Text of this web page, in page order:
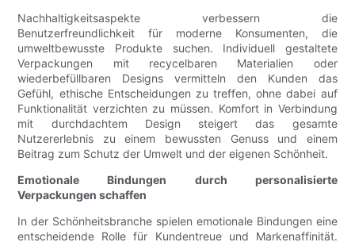
Nachhaltigkeitsaspekte verbessern die
Benutzerfreundlichkeit für moderne Konsumenten, die
umweltbewusste Produkte suchen. Individuell gestaltete
Verpackungen mit recycelbaren Materialien oder
wiederbefüllbaren Designs vermitteln den Kunden das
Gefühl, ethische Entscheidungen zu treffen, ohne dabei auf
Funktionalität verzichten zu müssen. Komfort in Verbindung
mit durchdachtem Design steigert das gesamte
Nutzererlebnis zu einem bewussten Genuss und einem
Beitrag zum Schutz der Umwelt und der eigenen Schönheit.
Emotionale Bindungen durch personalisierte
Verpackungen schaffen
In der Schönheitsbranche spielen emotionale Bindungen eine
entscheidende Rolle für Kundentreue und Markenaffinität.